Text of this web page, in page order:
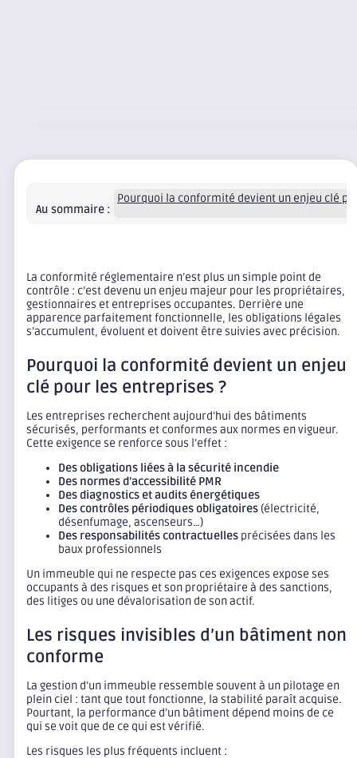
Au sommaire :
Pourquoi la conformité devient un enjeu clé
La conformité réglementaire n’est plus un simple point de
contrôle : c’est devenu un enjeu majeur pour les propriétaires,
gestionnaires et entreprises occupantes. Derrière une
apparence parfaitement fonctionnelle, les obligations légales
s’accumulent, évoluent et doivent être suivies avec précision.
Pourquoi la conformité devient un enjeu
clé pour les entreprises ?
Les entreprises recherchent aujourd’hui des bâtiments
sécurisés, performants et conformes aux normes en vigueur.
Cette exigence se renforce sous l’effet :
Des obligations liées à la sécurité incendie
Des normes d’accessibilité PMR
Des diagnostics et audits énergétiques
Des contrôles périodiques obligatoires (électricité,
désenfumage, ascenseurs…)
Des responsabilités contractuelles précisées dans les
baux professionnels
Un immeuble qui ne respecte pas ces exigences expose ses
occupants à des risques et son propriétaire à des sanctions,
des litiges ou une dévalorisation de son actif.
Les risques invisibles d’un bâtiment non
conforme
La gestion d’un immeuble ressemble souvent à un pilotage en
plein ciel : tant que tout fonctionne, la stabilité paraît acquise.
Pourtant, la performance d’un bâtiment dépend moins de ce
qui se voit que de ce qui est vérifié.
Les risques les plus fréquents incluent :